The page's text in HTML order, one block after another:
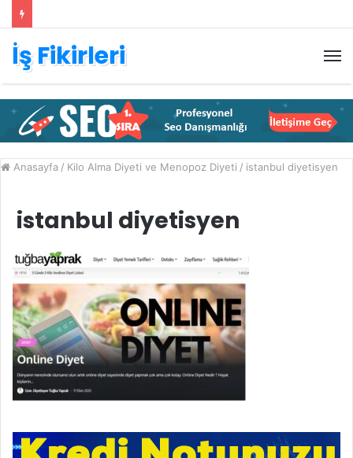
İş Fikirleri
Anasayfa / Kilo Alma Diyeti ve Menopoz Diyeti / istanbul diyetisyen
istanbul diyetisyen